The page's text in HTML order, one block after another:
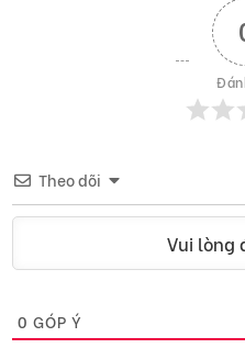
Theo dõi
Vui lòng
0 GÓP Ý